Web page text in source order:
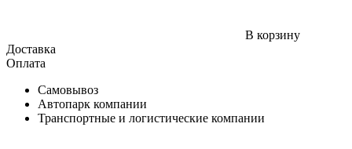
В корзину
Доставка
Оплата
Самовывоз
Автопарк компании
Транспортные и логистические компании